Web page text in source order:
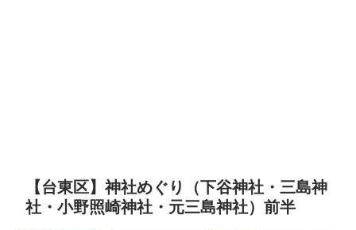
【台東区】神社めぐり（下谷神社・三島神
社・小野照崎神社・元三島神社）前半